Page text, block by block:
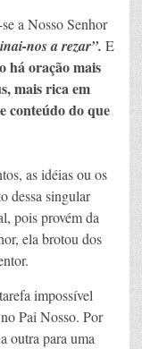
a Nosso Senhor
nos a rezar”. E
há oração mais
mais rica em
conteúdo do que
as idéias ou os
dessa singular
pois provém da
ela brotou dos
impossível
Pai Nosso. Por
outra para uma